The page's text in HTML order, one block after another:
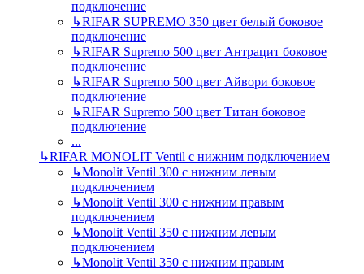
подключение
↳RIFAR SUPREMO 350 цвет белый боковое
подключение
↳RIFAR Supremo 500 цвет Антрацит боковое
подключение
↳RIFAR Supremo 500 цвет Айвори боковое
подключение
↳RIFAR Supremo 500 цвет Титан боковое
подключение
...
↳RIFAR MONOLIT Ventil с нижним подключением
↳Monolit Ventil 300 с нижним левым
подключением
↳Monolit Ventil 300 с нижним правым
подключением
↳Monolit Ventil 350 с нижним левым
подключением
↳Monolit Ventil 350 с нижним правым